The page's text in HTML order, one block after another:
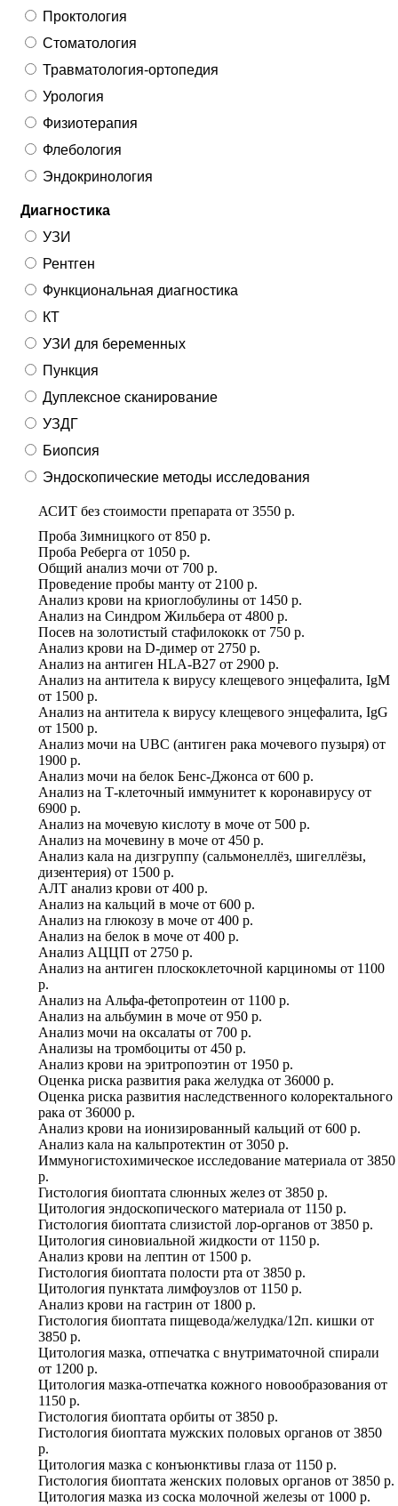
Проктология
Стоматология
Травматология-ортопедия
Урология
Физиотерапия
Флебология
Эндокринология
Диагностика
УЗИ
Рентген
Функциональная диагностика
КТ
УЗИ для беременных
Пункция
Дуплексное сканирование
УЗДГ
Биопсия
Эндоскопические методы исследования
АСИТ без стоимости препарата от 3550 р.
Проба Зимницкого от 850 р.
Проба Реберга от 1050 р.
Общий анализ мочи от 700 р.
Проведение пробы манту от 2100 р.
Анализ крови на криоглобулины от 1450 р.
Анализ на Синдром Жильбера от 4800 р.
Посев на золотистый стафилококк от 750 р.
Анализ крови на D-димер от 2750 р.
Анализ на антиген HLA-B27 от 2900 р.
Анализ на антитела к вирусу клещевого энцефалита, IgM
от 1500 р.
Анализ на антитела к вирусу клещевого энцефалита, IgG
от 1500 р.
Анализ мочи на UBC (антиген рака мочевого пузыря) от
1900 р.
Анализ мочи на белок Бенс-Джонса от 600 р.
Анализ на Т-клеточный иммунитет к коронавирусу от
6900 р.
Анализ на мочевую кислоту в моче от 500 р.
Анализ на мочевину в моче от 450 р.
Анализ кала на дизгруппу (сальмонеллёз, шигеллёзы,
дизентерия) от 1500 р.
АЛТ анализ крови от 400 р.
Анализ на кальций в моче от 600 р.
Анализ на глюкозу в моче от 400 р.
Анализ на белок в моче от 400 р.
Анализ АЦЦП от 2750 р.
Анализ на антиген плоскоклеточной карциномы от 1100
р.
Анализ на Альфа-фетопротеин от 1100 р.
Анализ на альбумин в моче от 950 р.
Анализ мочи на оксалаты от 700 р.
Анализы на тромбоциты от 450 р.
Анализ крови на эритропоэтин от 1950 р.
Оценка риска развития рака желудка от 36000 р.
Оценка риска развития наследственного колоректального
рака от 36000 р.
Анализ крови на ионизированный кальций от 600 р.
Анализ кала на кальпротектин от 3050 р.
Иммуногистохимическое исследование материала от 3850
р.
Гистология биоптата слюнных желез от 3850 р.
Цитология эндоскопического материала от 1150 р.
Гистология биоптата слизистой лор-органов от 3850 р.
Цитология синовиальной жидкости от 1150 р.
Анализ крови на лептин от 1500 р.
Гистология биоптата полости рта от 3850 р.
Цитология пунктата лимфоузлов от 1150 р.
Анализ крови на гастрин от 1800 р.
Гистология биоптата пищевода/желудка/12п. кишки от
3850 р.
Цитология мазка, отпечатка с внутриматочной спирали
от 1200 р.
Цитология мазка-отпечатка кожного новообразования от
1150 р.
Гистология биоптата орбиты от 3850 р.
Гистология биоптата мужских половых органов от 3850
р.
Цитология мазка с конъюнктивы глаза от 1150 р.
Гистология биоптата женских половых органов от 3850 р.
Цитология мазка из соска молочной железы от 1000 р.